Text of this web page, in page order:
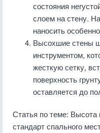
состояния
слоем на стену.
наносить
Высохшие стены
инструментом,
жесткую сетку,
поверхность
оставляется до
Статья по теме: Высота
стандарт спального